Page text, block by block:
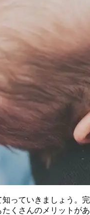
っていきましょう。完
くさんのメリットがあ